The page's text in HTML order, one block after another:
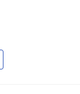
开,一直备受各方关